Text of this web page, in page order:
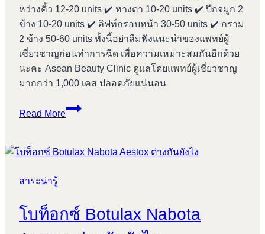
หว่างคิ้ว 12-20 units ✔️ หางตา 10-20 units ✔️ ปีกจมูก 2
ข้าง 10-20 units ✔️ ลิฟท์กรอบหน้า 30-50 units ✔️ กราม
2 ข้าง 50-60 units ทั้งนี้อย่าลืมฟังแนะนำของแพทย์ผู้
เชี่ยวชาญก่อนทำการฉีด เพื่อความเหมาะสมกันอีกด้วย
นะคะ Asean Beauty Clinic ดูแลโดยแพทย์ผู้เชี่ยวชาญ
มากกว่า 1,000 เคส ปลอดภัยแน่นอน
Read More
ฉีด
เป๊ะ
ยูนิต
สาระน่ารู้
โบท็อกซ์ Botulax Nabota